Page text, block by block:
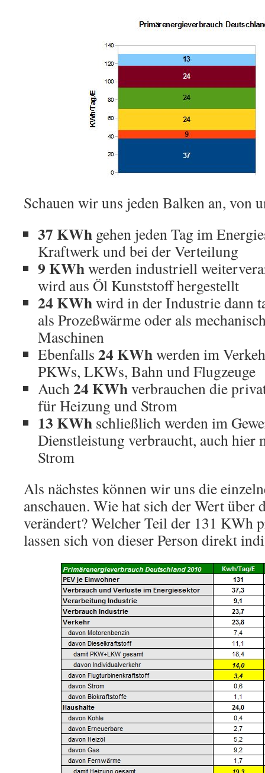
Schauen wir uns jeden Balken an, von
37 KWh gehen jeden Tag im
Kraftwerk und bei der Verteilung
9 KWhwerden industriell
wird aus Öl Kunststoff hergestellt
24 KWhwird in der Industrie dann
als Prozeßwärme oder als
Maschinen
Ebenfalls 24 KWhwerden im
PKWs, LKWs, Bahn und Flugzeuge
Auch24 KWhverbrauchen die
für Heizung und Strom
13 KWh schließlich werden im
Dienstleistung verbraucht, auch hier
Strom
Als nächstes können wir uns die
anschauen. Wie hat sich der Wert über
verändert? Welcher Teil der 131 KWh
lassen sich von dieser Person direkt